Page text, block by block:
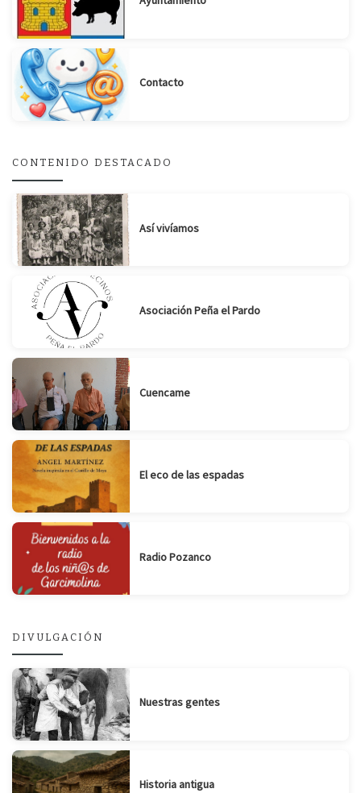
Contacto
CONTENIDO DESTACADO
Así vivíamos
Asociación Peña el Pardo
Cuencame
El eco de las espadas
Radio Pozanco
DIVULGACIÓN
Nuestras gentes
Historia antigua